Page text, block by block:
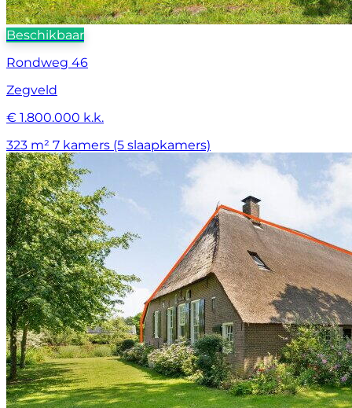
Beschikbaar
Rondweg 46
Zegveld
€ 1.800.000 k.k.
323 m² 7 kamers (5 slaapkamers)